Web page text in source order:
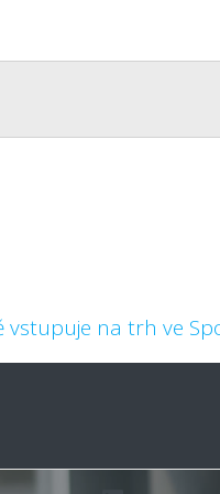
vstupuje na trh ve